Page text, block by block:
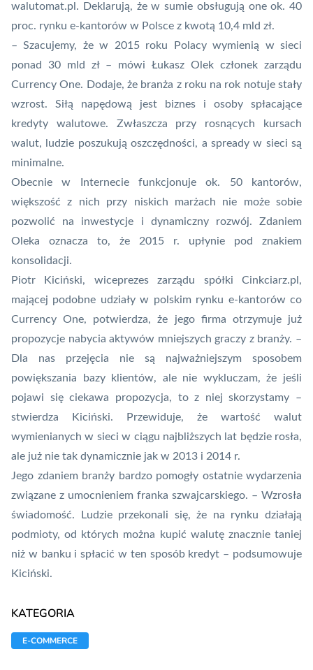
walutomat.pl. Deklarują, że w sumie obsługują one ok. 40
proc. rynku e-kantorów w Polsce z kwotą 10,4 mld zł.
– Szacujemy, że w 2015 roku Polacy wymienią w sieci
ponad 30 mld zł – mówi Łukasz Olek członek zarządu
Currency One. Dodaje, że branża z roku na rok notuje stały
wzrost. Siłą napędową jest biznes i osoby spłacające
kredyty walutowe. Zwłaszcza przy rosnących kursach
walut, ludzie poszukują oszczędności, a spready w sieci są
minimalne.
Obecnie w Internecie funkcjonuje ok. 50 kantorów,
większość z nich przy niskich marżach nie może sobie
pozwolić na inwestycje i dynamiczny rozwój. Zdaniem
Oleka oznacza to, że 2015 r. upłynie pod znakiem
konsolidacji.
Piotr Kiciński, wiceprezes zarządu spółki Cinkciarz.pl,
mającej podobne udziały w polskim rynku e-kantorów co
Currency One, potwierdza, że jego firma otrzymuje już
propozycje nabycia aktywów mniejszych graczy z branży. –
Dla nas przejęcia nie są najważniejszym sposobem
powiększania bazy klientów, ale nie wykluczam, że jeśli
pojawi się ciekawa propozycja, to z niej skorzystamy –
stwierdza Kiciński. Przewiduje, że wartość walut
wymienianych w sieci w ciągu najbliższych lat będzie rosła,
ale już nie tak dynamicznie jak w 2013 i 2014 r.
Jego zdaniem branży bardzo pomogły ostatnie wydarzenia
związane z umocnieniem franka szwajcarskiego. – Wzrosła
świadomość. Ludzie przekonali się, że na rynku działają
podmioty, od których można kupić walutę znacznie taniej
niż w banku i spłacić w ten sposób kredyt – podsumowuje
Kiciński.
KATEGORIA
E-COMMERCE